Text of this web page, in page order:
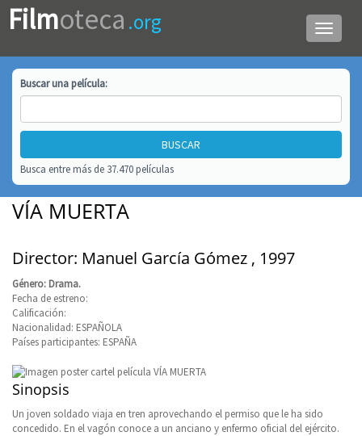
Menú
de
Filmoteca .org
Buscar unapelícula:
Busca entre más de 37.470 películas
VÍA MUERTA
Director: Manuel García Gómez , 1997
Género: Drama.
Fecha de estreno:
Calificación:
Nacionalidad: ESPAÑOLA
Países participantes: ESPAÑA
Sinopsis
Un joven soldado viaja en tren aprovechando el permiso que le ha sido
concedido. En el vagón conoce a un anciano y enfermo oficial del ejército.